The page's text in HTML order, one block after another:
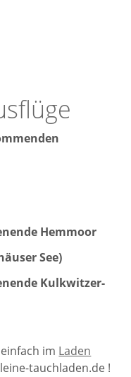
Hemmoor
See)
Kulkwitzer-
im Laden
tauchladen.de !